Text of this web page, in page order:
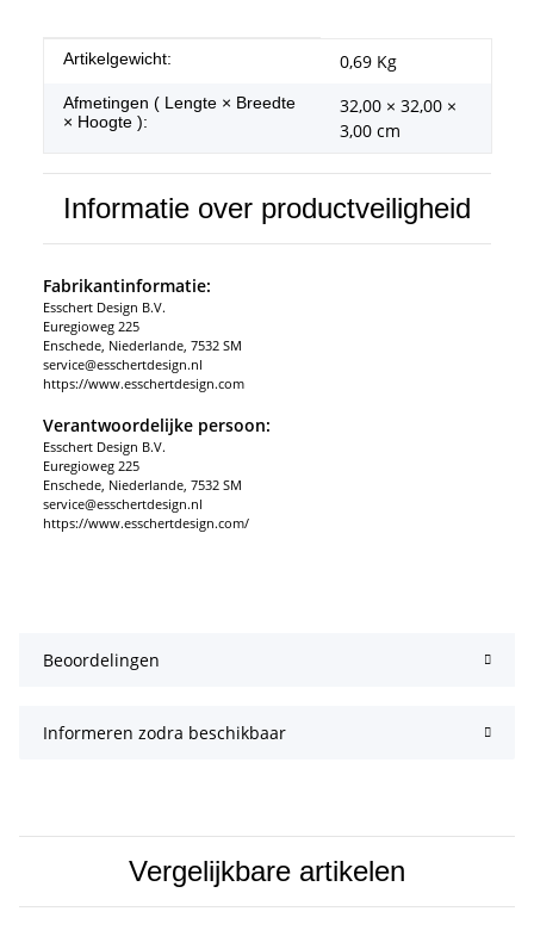
#productDetails.itemInformation#
#productDetails.itemValue#
Artikelgewicht: 0,69 Kg
Afmetingen ( Lengte × Breedte
× Hoogte ):
32,00 × 32,00 ×
3,00 cm
Informatie over productveiligheid
Fabrikantinformatie:
Esschert Design B.V.
Euregioweg 225
Enschede, Niederlande, 7532 SM
service@esschertdesign.nl
https://www.esschertdesign.com
Verantwoordelijke persoon:
Esschert Design B.V.
Euregioweg 225
Enschede, Niederlande, 7532 SM
service@esschertdesign.nl
https://www.esschertdesign.com/
Beoordelingen
Informeren zodra beschikbaar
Vergelijkbare artikelen